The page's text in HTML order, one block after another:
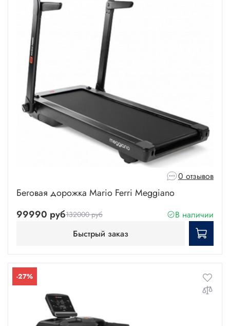
0 отзывов
Беговая дорожка Mario Ferri Meggiano
99990 руб132000 руб
В наличии
Быстрый заказ
-27%